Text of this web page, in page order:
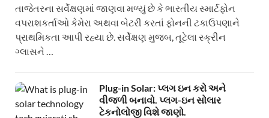
તાજેતરના સર્વેક્ષણમાં જાણવા મળ્યું છે કે ભારતીય સ્માર્ટફોન
વપરાશકર્તાઓ કેમેરા અથવા બેટરી કરતાં ફોનની ટકાઉપણાને
પ્રાથમિકતા આપી રહ્યા છે. સર્વેક્ષણ મુજબ, તૂટેલા સ્ક્રીન
ગ્લાસને …
Plug-in Solar: પ્લગ ઇન કરો અને
વીજળી બનાવો. પ્લગ-ઇન સોલાર
ટેકનોલોજી વિશે જાણો.